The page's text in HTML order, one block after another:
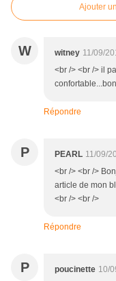
Ajouter
W witney 11/09/
<br /> <br /> il
Répondre
P PEARL 11/09/
<br /> <br />
article de mon
<br /> <br />
Répondre
P poucinette 10/